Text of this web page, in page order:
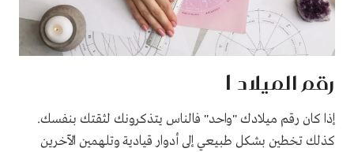
رقم الميلاد 1
إذا كان رقم ميلادك "واحد" فالناس يتذكرونك لثقتك بنفسك.
كذلك تخطين بشكل طبيعي إلى أدوار قيادية وتلهمين الآخرين